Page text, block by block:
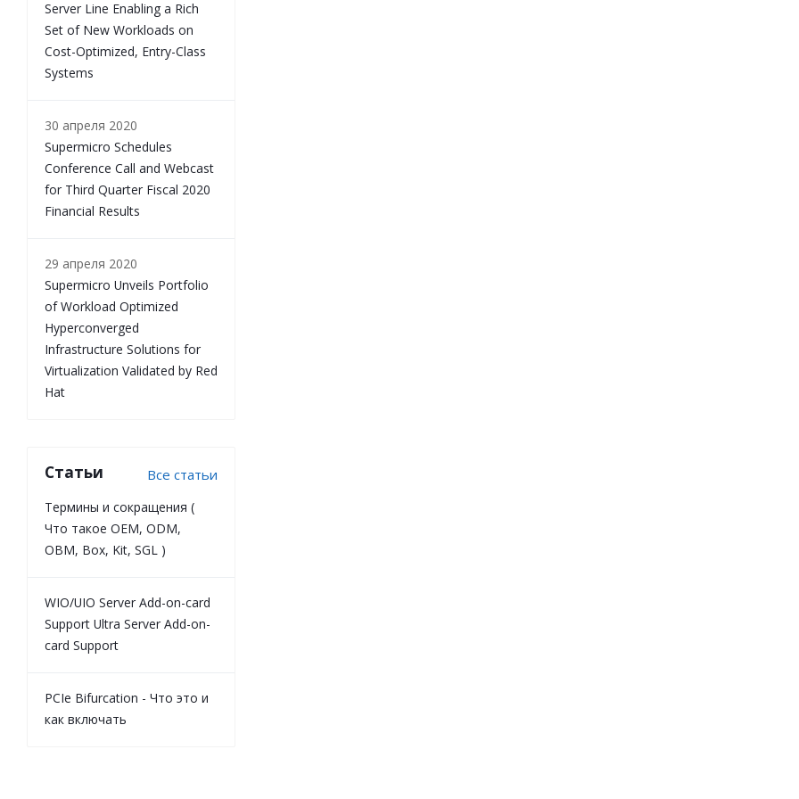
Server Line Enabling a Rich
Set of New Workloads on
Cost-Optimized, Entry-Class
Systems
30 апреля 2020
Supermicro Schedules
Conference Call and Webcast
for Third Quarter Fiscal 2020
Financial Results
29 апреля 2020
Supermicro Unveils Portfolio
of Workload Optimized
Hyperconverged
Infrastructure Solutions for
Virtualization Validated by Red
Hat
Статьи Все статьи
Термины и сокращения (
Что такое OEM, ODM,
OBM, Box, Kit, SGL )
WIO/UIO Server Add-on-card
Support Ultra Server Add-on-
card Support
PCIe Bifurcation - Что это и
как включать